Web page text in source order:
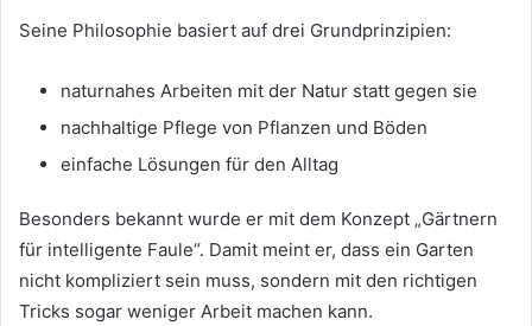
Seine Philosophie basiert auf drei Grundprinzipien:
naturnahes Arbeiten mit der Natur statt gegen sie
nachhaltige Pflege von Pflanzen und Böden
einfache Lösungen für den Alltag
Besonders bekannt wurde er mit dem Konzept „Gärtnern
für intelligente Faule“. Damit meint er, dass ein Garten
nicht kompliziert sein muss, sondern mit den richtigen
Tricks sogar weniger Arbeit machen kann.